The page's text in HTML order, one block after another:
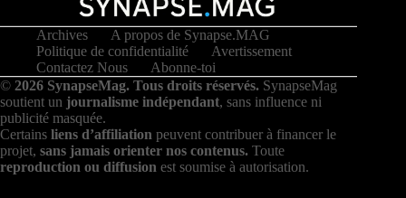
Archives
A propos de Synapse.MAG
Politique de confidentialité
Avertissement
Contactez Nous
Abonne-toi
© 2026 SynapseMag. Tous droits réservés. SynapseMag
soutient un journalisme indépendant, sans influence ni
publicité masquée.
Certains liens d’affiliation peuvent contribuer à financer le
projet, sans jamais orienter nos contenus. Toute
reproduction ou diffusion est soumise à autorisation.